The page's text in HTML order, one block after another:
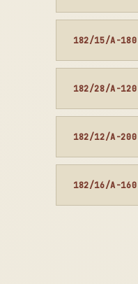
182/15/A-
182/28/A-
182/12/A-200
182/16/A-